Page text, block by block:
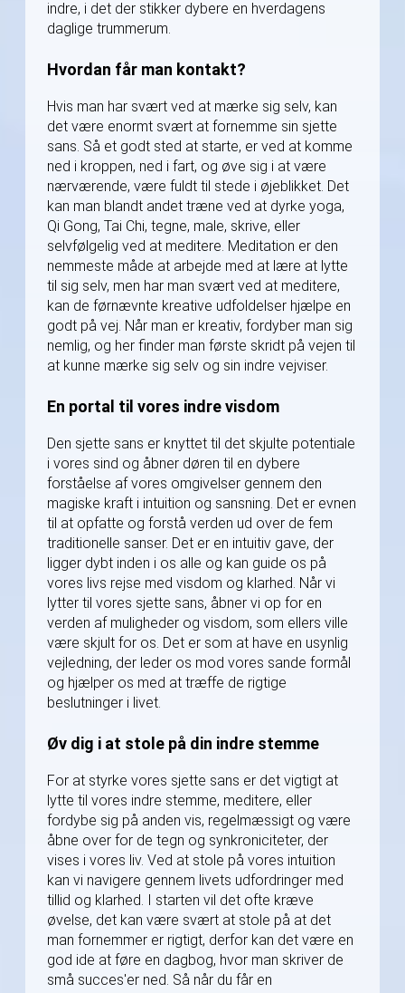
indre, i det der stikker dybere en hverdagens
daglige trummerum.
Hvordan får man kontakt?
Hvis man har svært ved at mærke sig selv, kan
det være enormt svært at fornemme sin sjette
sans. Så et godt sted at starte, er ved at komme
ned i kroppen, ned i fart, og øve sig i at være
nærværende, være fuldt til stede i øjeblikket. Det
kan man blandt andet træne ved at dyrke yoga,
Qi Gong, Tai Chi, tegne, male, skrive, eller
selvfølgelig ved at meditere. Meditation er den
nemmeste måde at arbejde med at lære at lytte
til sig selv, men har man svært ved at meditere,
kan de førnævnte kreative udfoldelser hjælpe en
godt på vej. Når man er kreativ, fordyber man sig
nemlig, og her finder man første skridt på vejen til
at kunne mærke sig selv og sin indre vejviser.
En portal til vores indre visdom
Den sjette sans er knyttet til det skjulte potentiale
i vores sind og åbner døren til en dybere
forståelse af vores omgivelser gennem den
magiske kraft i intuition og sansning. Det er evnen
til at opfatte og forstå verden ud over de fem
traditionelle sanser. Det er en intuitiv gave, der
ligger dybt inden i os alle og kan guide os på
vores livs rejse med visdom og klarhed. Når vi
lytter til vores sjette sans, åbner vi op for en
verden af muligheder og visdom, som ellers ville
være skjult for os. Det er som at have en usynlig
vejledning, der leder os mod vores sande formål
og hjælper os med at træffe de rigtige
beslutninger i livet.
Øv dig i at stole på din indre stemme
For at styrke vores sjette sans er det vigtigt at
lytte til vores indre stemme, meditere, eller
fordybe sig på anden vis, regelmæssigt og være
åbne over for de tegn og synkroniciteter, der
vises i vores liv. Ved at stole på vores intuition
kan vi navigere gennem livets udfordringer med
tillid og klarhed. I starten vil det ofte kræve
øvelse, det kan være svært at stole på at det
man fornemmer er rigtigt, derfor kan det være en
god ide at føre en dagbog, hvor man skriver de
små succes'er ned. Så når du får en